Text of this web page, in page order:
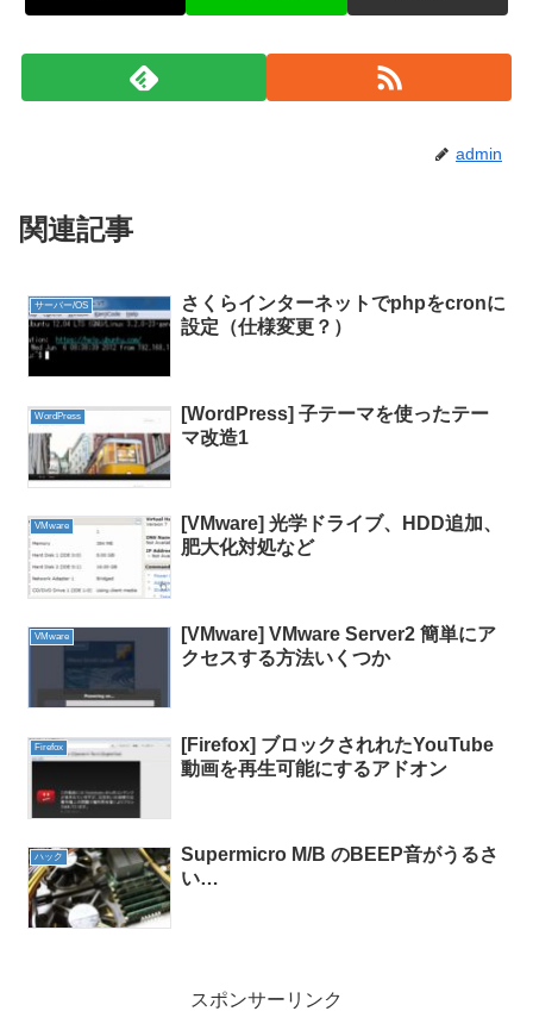
admin
関連記事
サーバー/OS
さくらインターネットでphpをcronに
設定（仕様変更？）
WordPress
[WordPress] 子テーマを使ったテー
マ改造1
VMware
[VMware] 光学ドライブ、HDD追加、
肥大化対処など
VMware
[VMware] VMware Server2 簡単にア
クセスする方法いくつか
Firefox
[Firefox] ブロックされれたYouTube
動画を再生可能にするアドオン
ハック
Supermicro M/B のBEEP音がうるさ
い…
スポンサーリンク